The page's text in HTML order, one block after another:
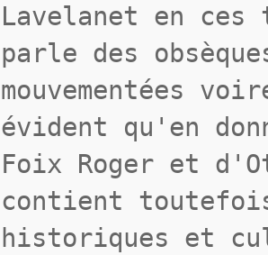
Lavelanet en
parle des
mouvementées
évident qu'en
Foix Roger et
contient
historiques et